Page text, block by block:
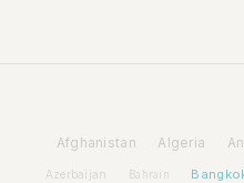
Afghanistan Algeria
Azerbaijan Bahrain